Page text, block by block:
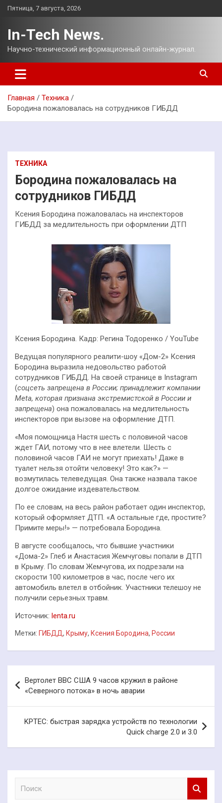
Перейти
Пятница, 7 августа, 2026
In-Tech News.
Научно-технический информационный онлайн-журнал.
Главная
Техника
Бородина пожаловалась на сотрудников ГИБДД
ТЕХНИКА
Бородина пожаловалась на
сотрудников ГИБДД
Ксения Бородина пожаловалась на инспекторов
ГИБДД за медлительность при оформлении ДТП
Ксения Бородина. Кадр: Регина Тодоренко / YouTube
Ведущая популярного реалити-шоу «Дом-2» Ксения
Бородина выразила недовольство работой
сотрудников ГИБДД. На своей странице в Instagram
(соцсеть запрещена в России; принадлежит компании
Meta, которая признана экстремистской в России и
запрещена) она пожаловалась на медлительность
инспекторов при вызове на оформление ДТП.
«Моя помощница Настя шесть с половиной часов
ждет ГАИ, потому что в нее влетели. Шесть с
половиной часов ГАИ не могут приехать! Даже в
туалет нельзя отойти человеку! Это как?» —
возмутилась телеведущая. Она также назвала такое
долгое ожидание издевательством.
По ее словам, на весь район работает один инспектор,
который оформляет ДТП. «А остальные где, простите?
Примите меры!» — потребовала Бородина.
В августе сообщалось, что бывшие участники
«Дома-2» Глеб и Анастасия Жемчуговы попали в ДТП
в Крыму. По словам Жемчугова, их подрезали на
скорости 100 километров в час, после чего их
автомобиль влетел в отбойник. Участники телешоу не
получили серьезных травм.
Источник: lenta.ru
Метки: ГИБДД, Крыму, Ксения Бородина, России
по
записям
Вертолет ВВС США 9 часов кружил в районе
«Северного потока» в ночь аварии
KPTEC: быстрая зарядка устройств по технологии
Quick charge 2.0 и 3.0